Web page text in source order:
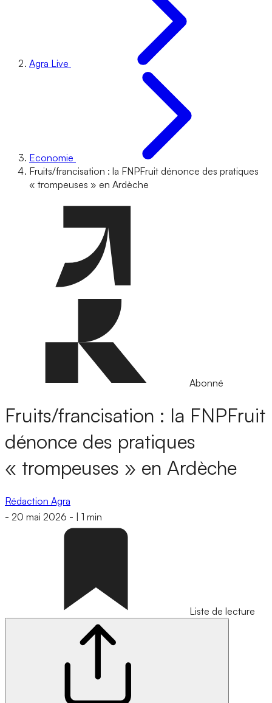
Agra Live
Economie
Fruits/francisation : la FNPFruit dénonce des pratiques
« trompeuses » en Ardèche
Abonné
Fruits/francisation : la FNPFruit
dénonce des pratiques
« trompeuses » en Ardèche
Rédaction Agra
- 20 mai 2026 - 1 min
Liste de lecture